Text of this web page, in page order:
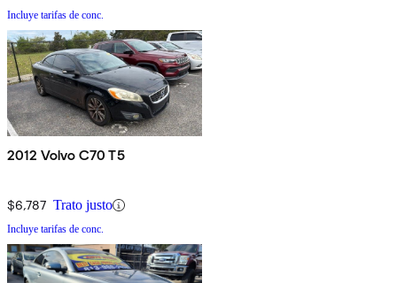
Incluye tarifas de conc.
2012 Volvo C70 T5
$6,787 Trato justo
Incluye tarifas de conc.